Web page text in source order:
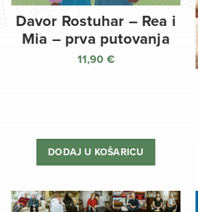
Davor Rostuhar – Rea i
Mia – prva putovanja
11,90 €
DODAJ U KOŠARICU